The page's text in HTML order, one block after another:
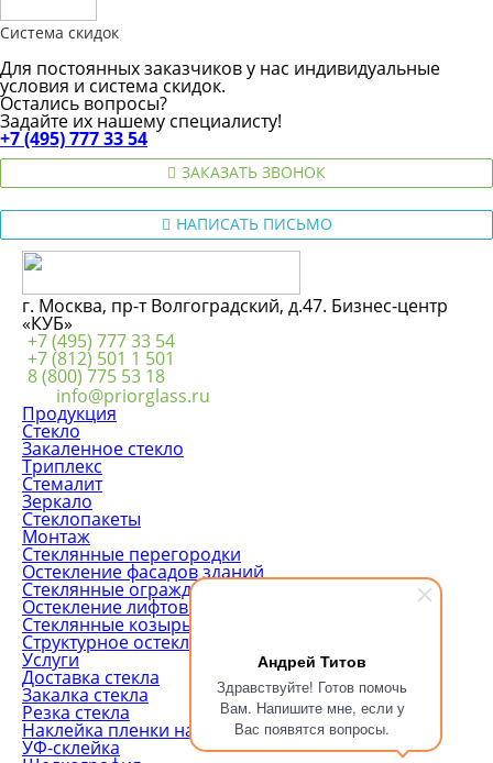
Андрей Титов
Здравствуйте! Готов помочь
Вам. Напишите мне, если у
Вас появятся вопросы.
Система скидок
Для постоянных заказчиков у нас индивидуальные
условия и система скидок.
Остались вопросы?
Задайте их нашему специалисту!
+7 (495) 777 33 54
ЗАКАЗАТЬ ЗВОНОК
НАПИСАТЬ ПИСЬМО
г. Москва, пр-т Волгоградский, д.47. Бизнес-центр
«КУБ»
+7 (495) 777 33 54
+7 (812) 501 1 501
8 (800) 775 53 18
info@priorglass.ru
Продукция
Стекло
Закаленное стекло
Триплекс
Стемалит
Зеркало
Стеклопакеты
Монтаж
Стеклянные перегородки
Остекление фасадов зданий
Стеклянные ограждения
Остекление лифтовых шахт
Стеклянные козырьки
Структурное остекление
Услуги
Доставка стекла
Закалка стекла
Резка стекла
Наклейка пленки на стекло
УФ-склейка